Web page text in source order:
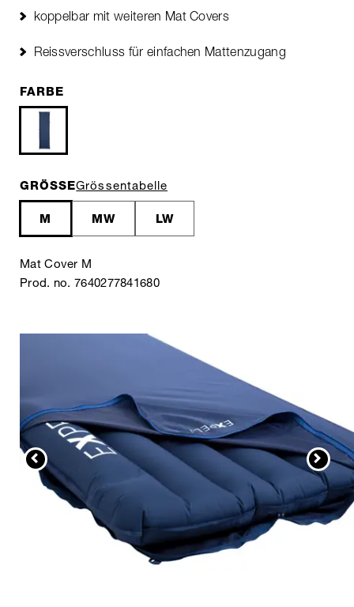
koppelbar mit weiteren Mat Covers
Reissverschluss für einfachen Mattenzugang
FARBE
GRÖSSEGrössentabelle
M MW LW
Mat Cover M
Prod. no. 7640277841680